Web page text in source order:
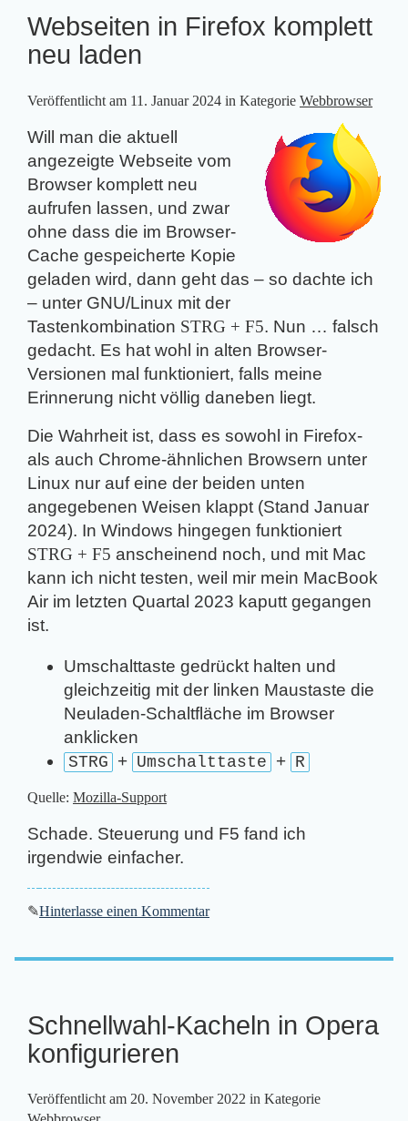
Webseiten in Firefox komplett
neu laden
Veröffentlicht am 11. Januar 2024 in Kategorie Webbrowser
Will man die aktuell
angezeigte Webseite vom
Browser komplett neu
aufrufen lassen, und zwar
ohne dass die im Browser-
Cache gespeicherte Kopie
geladen wird, dann geht das – so dachte ich
– unter GNU/Linux mit der
Tastenkombination STRG + F5. Nun … falsch
gedacht. Es hat wohl in alten Browser-
Versionen mal funktioniert, falls meine
Erinnerung nicht völlig daneben liegt.
Die Wahrheit ist, dass es sowohl in Firefox-
als auch Chrome-ähnlichen Browsern unter
Linux nur auf eine der beiden unten
angegebenen Weisen klappt (Stand Januar
2024). In Windows hingegen funktioniert
STRG + F5 anscheinend noch, und mit Mac
kann ich nicht testen, weil mir mein MacBook
Air im letzten Quartal 2023 kaputt gegangen
ist.
Umschalttaste gedrückt halten und
gleichzeitig mit der linken Maustaste die
Neuladen-Schaltfläche im Browser
anklicken
STRG + Umschalttaste + R
Quelle: Mozilla-Support
Schade. Steuerung und F5 fand ich
irgendwie einfacher.
✎Hinterlasse einen Kommentar
Schnellwahl-Kacheln in Opera
konfigurieren
Veröffentlicht am 20. November 2022 in Kategorie